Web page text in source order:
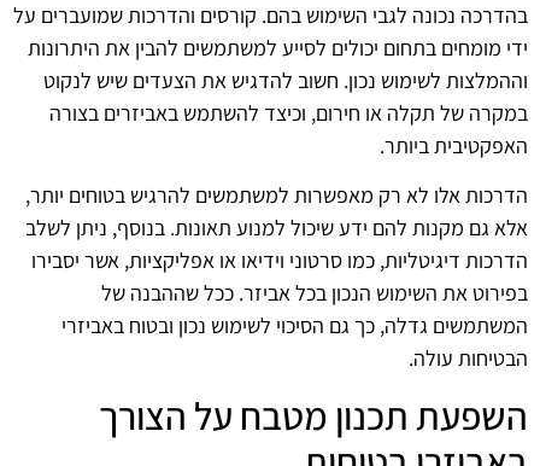
בהדרכה נכונה לגבי השימוש בהם. קורסים והדרכות שמועברים על
ידי מומחים בתחום יכולים לסייע למשתמשים להבין את היתרונות
וההמלצות לשימוש נכון. חשוב להדגיש את הצעדים שיש לנקוט
במקרה של תקלה או חירום, וכיצד להשתמש באביזרים בצורה
האפקטיבית ביותר.
הדרכות אלו לא רק מאפשרות למשתמשים להרגיש בטוחים יותר,
אלא גם מקנות להם ידע שיכול למנוע תאונות. בנוסף, ניתן לשלב
הדרכות דיגיטליות, כמו סרטוני וידיאו או אפליקציות, אשר יסבירו
בפירוט את השימוש הנכון בכל אביזר. ככל שההבנה של
המשתמשים גדלה, כך גם הסיכוי לשימוש נכון ובטוח באביזרי
הבטיחות עולה.
השפעת תכנון מטבח על הצורך